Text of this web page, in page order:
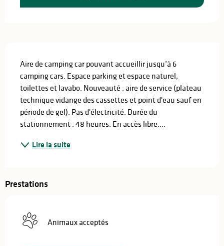
Aire de camping car pouvant accueillir jusqu’à 6
camping cars. Espace parking et espace naturel,
toilettes et lavabo. Nouveauté : aire de service (plateau
technique vidange des cassettes et point d'eau sauf en
période de gel). Pas d'électricité. Durée du
stationnement : 48 heures. En accès libre....
Lire la suite
Prestations
Animaux acceptés